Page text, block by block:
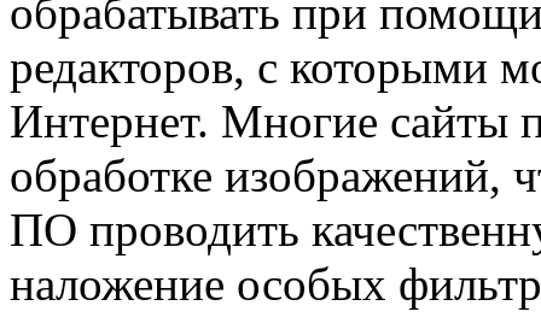
обрабатывать при
редакторов, с которыми
Интернет. Многие сайты
обработке изображений,
ПО проводить
наложение особых